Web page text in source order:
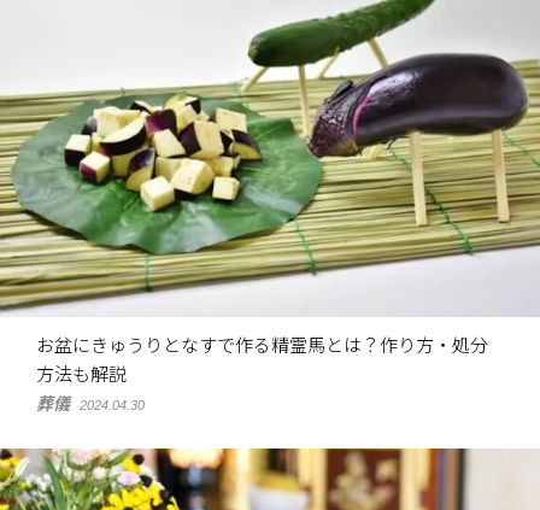
お盆にきゅうりとなすで作る精霊馬とは？作り方・処分
方法も解説
葬儀 2024.04.30